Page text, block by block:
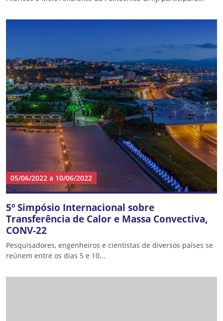
05/06/2022 a 10/06/2022
5º Simpósio Internacional sobre
Transferência de Calor e Massa Convectiva,
CONV-22
Pesquisadores, engenheiros e cientistas de diversos países se
reúnem entre os dias 5 e 10...